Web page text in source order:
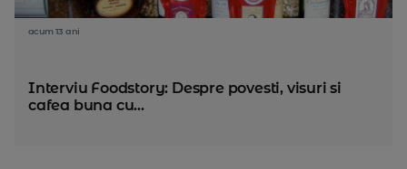
acum 13 ani
Interviu Foodstory: Despre povesti, visuri si
cafea buna cu...